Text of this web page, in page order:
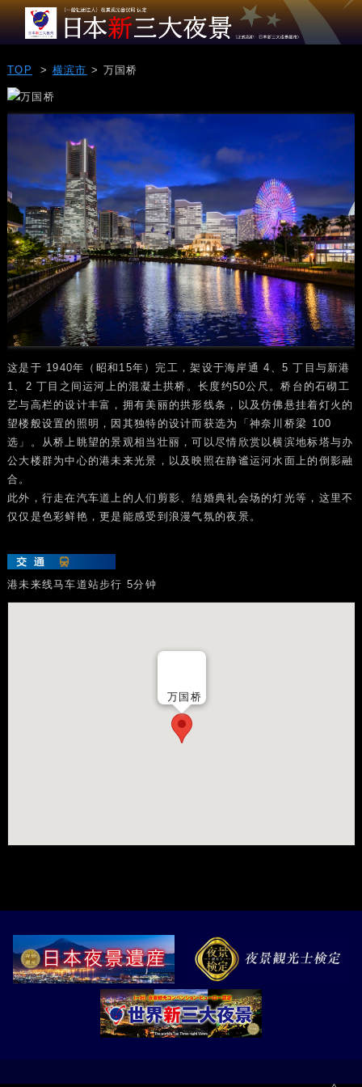
TOP > 横滨市 > 万国桥
这是于 1940年（昭和15年）完工，架设于海岸通 4、5 丁目与新港
1、2 丁目之间运河上的混凝土拱桥。长度约50公尺。桥台的石砌工
艺与高栏的设计丰富，拥有美丽的拱形线条，以及仿佛悬挂着灯火的
望楼般设置的照明，因其独特的设计而获选为「神奈川桥梁 100
选」。从桥上眺望的景观相当壮丽，可以尽情欣赏以横滨地标塔与办
公大楼群为中心的港未来光景，以及映照在静谧运河水面上的倒影融
合。
此外，行走在汽车道上的人们剪影、结婚典礼会场的灯光等，这里不
仅仅是色彩鲜艳，更是能感受到浪漫气氛的夜景。
港未来线马车道站步行 5分钟
万国桥